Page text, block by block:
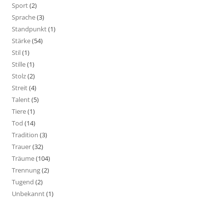
Sport(2)
Sprache(3)
Standpunkt(1)
Stärke(54)
Stil(1)
Stille(1)
Stolz(2)
Streit(4)
Talent(5)
Tiere(1)
Tod (14)
Tradition (3)
Trauer(32)
Träume(104)
Trennung(2)
Tugend (2)
Unbekannt(1)